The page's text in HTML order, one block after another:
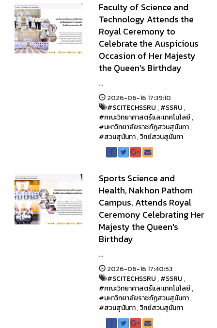
Faculty of Science and
Technology Attends the
Royal Ceremony to
Celebrate the Auspicious
Occasion of Her Majesty
the Queen’s Birthday
...
2026-06-16 17:39:10
#SCITECHSSRU,#SSRU,
#คณะวิทยาศาสตร์และเทคโนโลยี,
#มหาวิทยาลัยราชภัฏสวนสุนันทา,
#สวนสุนันทา,วิทย์สวนสุนันทา
Sports Science and
Health, Nakhon Pathom
Campus, Attends Royal
Ceremony Celebrating Her
Majesty the Queen's
Birthday
...
2026-06-16 17:40:53
#SCITECHSSRU,#SSRU,
#คณะวิทยาศาสตร์และเทคโนโลยี,
#มหาวิทยาลัยราชภัฏสวนสุนันทา,
#สวนสุนันทา,วิทย์สวนสุนันทา